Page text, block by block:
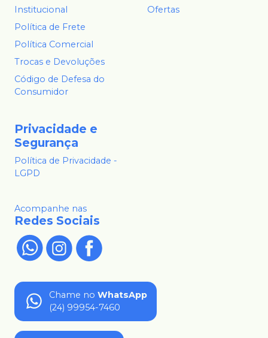
Institucional
Política de Frete
Política Comercial
Trocas e Devoluções
Código de Defesa do
Consumidor
Ofertas
Privacidade e
Segurança
Política de Privacidade -
LGPD
Acompanhe nas
Redes Sociais
Chame no WhatsApp
(24) 99954-7460